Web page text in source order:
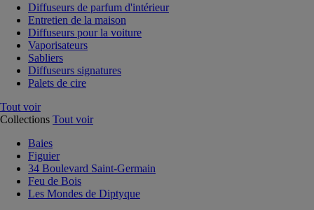
Diffuseurs de parfum d'intérieur
Entretien de la maison
Diffuseurs pour la voiture
Vaporisateurs
Sabliers
Diffuseurs signatures
Palets de cire
Tout voir
Collections Tout voir
Baies
Figuier
34 Boulevard Saint-Germain
Feu de Bois
Les Mondes de Diptyque